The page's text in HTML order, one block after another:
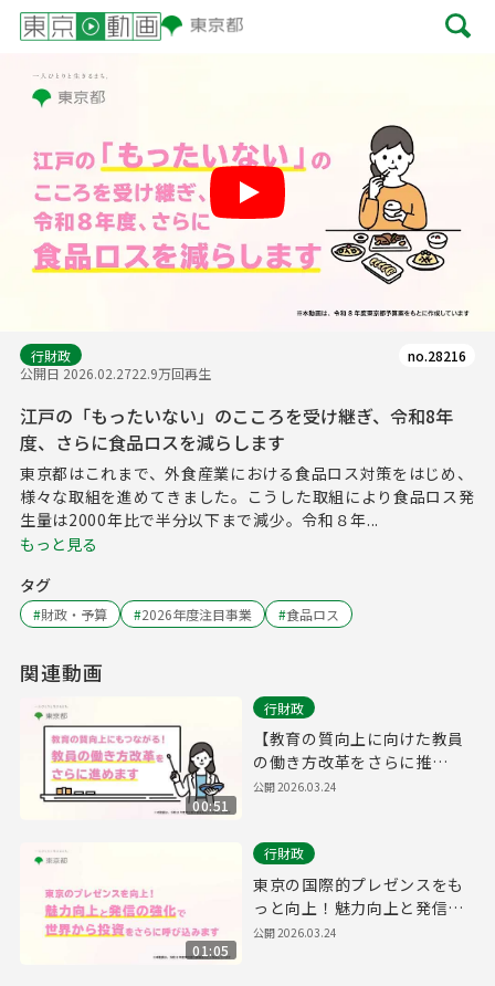
行財政
公開日 2026.02.2722.9万回再生
no.28216
江戸の「もったいない」のこころを受け継ぎ、令和8年
度、さらに食品ロスを減らします
東京都はこれまで、外食産業における食品ロス対策をはじめ、
様々な取組を進めてきました。こうした取組により食品ロス発
生量は2000年比で半分以下まで減少。令和８年...
もっと見る
タグ
#財政・予算 #2026年度注目事業 #食品ロス
関連動画
00:51
行財政
【教育の質向上に向けた教員
の働き方改革をさらに推
進！】
公開2026.03.24
01:05
行財政
東京の国際的プレゼンスをも
っと向上！魅力向上と発信の
強化で、世界から投資をさら
公開2026.03.24